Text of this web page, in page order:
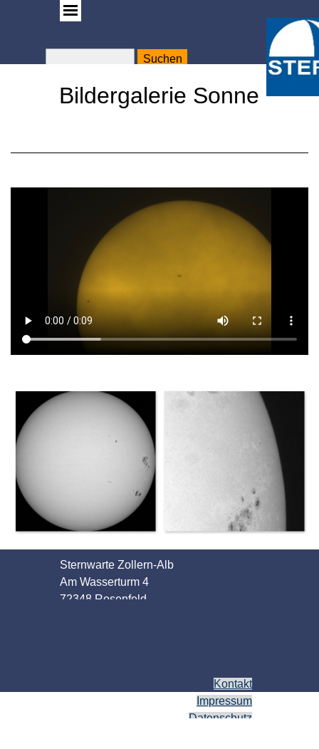
Suchen
Bildergalerie Sonne
Kontakt
Impressum
Datenschutz
Sternwarte Zollern-Alb
Am Wasserturm 4
72348 Rosenfeld